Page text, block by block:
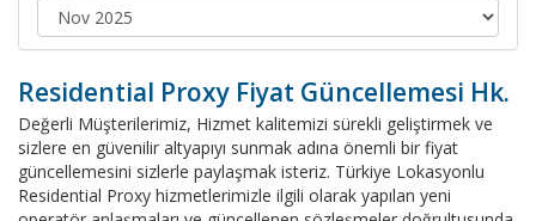
Residential Proxy Fiyat Güncellemesi Hk.
Değerli Müşterilerimiz, Hizmet kalitemizi sürekli geliştirmek ve
sizlere en güvenilir altyapıyı sunmak adına önemli bir fiyat
güncellemesini sizlerle paylaşmak isteriz. Türkiye Lokasyonlu
Residential Proxy hizmetlerimizle ilgili olarak yapılan yeni